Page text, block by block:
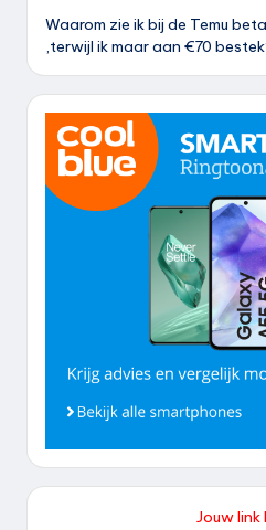
Waarom zie ik bij de Temu
,terwijl ik maar aan €70
Jouw link